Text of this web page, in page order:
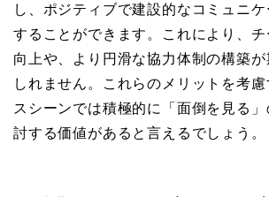
し、ポジティブで建設的なコミュニ
することができます。これにより、
向上や、より円滑な協力体制の構築が
しれません。これらのメリットを考
スシーンでは積極的に「面倒を見る
討する価値があると言えるでしょう。